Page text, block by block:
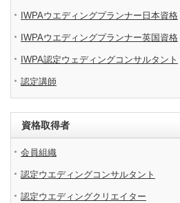
IWPAウエディングプランナー日本資格
IWPAウエディングプランナー英国資格
IWPA認定ウェディングコンサルタント
認定講師
資格取得者
会員組織
認定ウエディングコンサルタント
認定ウエディングクリエイター